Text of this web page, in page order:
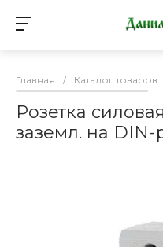
Главная / Каталог товаров
Розетка
заземл. на